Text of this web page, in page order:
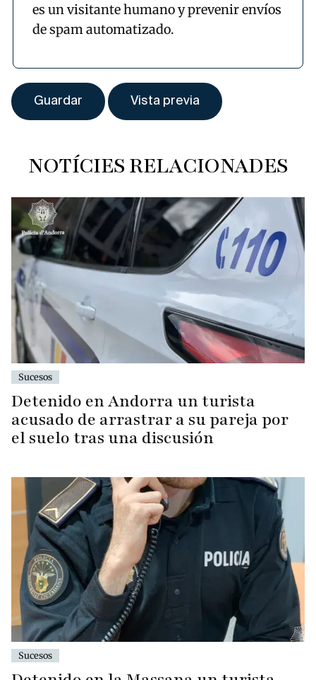
es un visitante humano y prevenir envíos
de spam automatizado.
NOTÍCIES RELACIONADES
Sucesos
Detenido en Andorra un turista
acusado de arrastrar a su pareja por
el suelo tras una discusión
Sucesos